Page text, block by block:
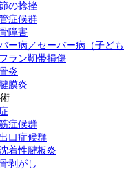
の捻挫
症候群
障害
ー病／セーバー病（子ども
ラン靭帯損傷
炎
膜炎
症候群
口症候群
着性腱板炎
剥がし